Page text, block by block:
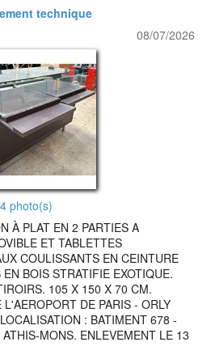
technique
08/07/2026
4 photo(s)
À PLAT EN 2 PARTIES A
ET TABLETTES
COULISSANTS EN CEINTURE
BOIS STRATIFIE EXOTIQUE.
105 X 150 X 70 CM.
DE PARIS - ORLY
: BATIMENT 678 -
MONS. ENLEVEMENT LE 13